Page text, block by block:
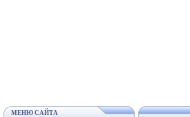
МЕНЮ САЙТА